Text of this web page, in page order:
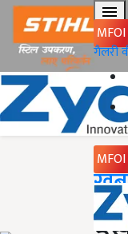
गैलरी
Home